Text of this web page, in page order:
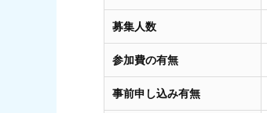
募集人数
参加費の有無
事前申し込み有無